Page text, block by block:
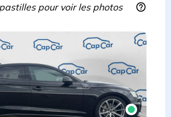
pour voir les photos